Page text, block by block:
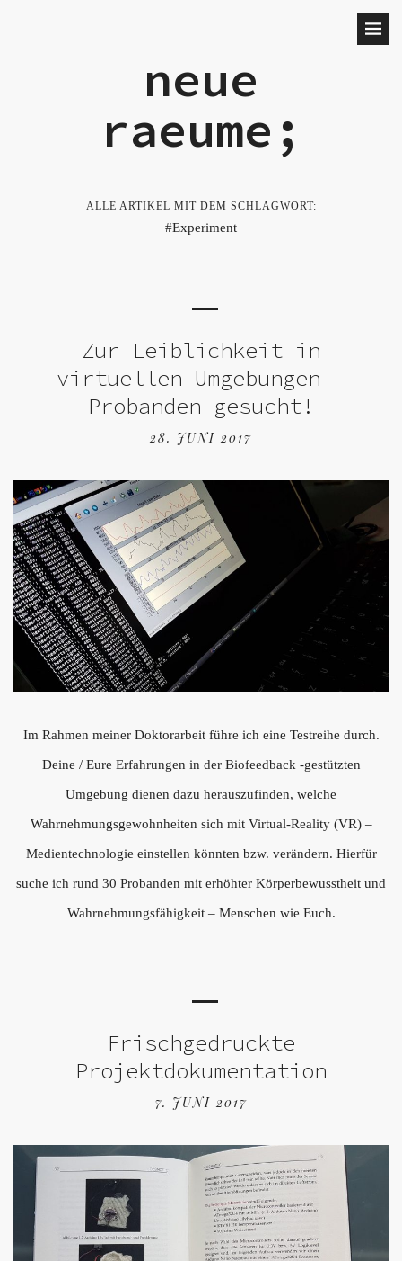
neue
raeume;
ALLE ARTIKEL MIT DEM SCHLAGWORT:
Experiment
Zur Leiblichkeit in
virtuellen Umgebungen –
Probanden gesucht!
28. JUNI 2017
Im Rahmen meiner Doktorarbeit führe ich eine Testreihe durch.
Deine / Eure Erfahrungen in der Biofeedback -gestützten
Umgebung dienen dazu herauszufinden, welche
Wahrnehmungsgewohnheiten sich mit Virtual-Reality (VR) –
Medientechnologie einstellen könnten bzw. verändern. Hierfür
suche ich rund 30 Probanden mit erhöhter Körperbewusstheit und
Wahrnehmungsfähigkeit – Menschen wie Euch.
Frischgedruckte
Projektdokumentation
7. JUNI 2017